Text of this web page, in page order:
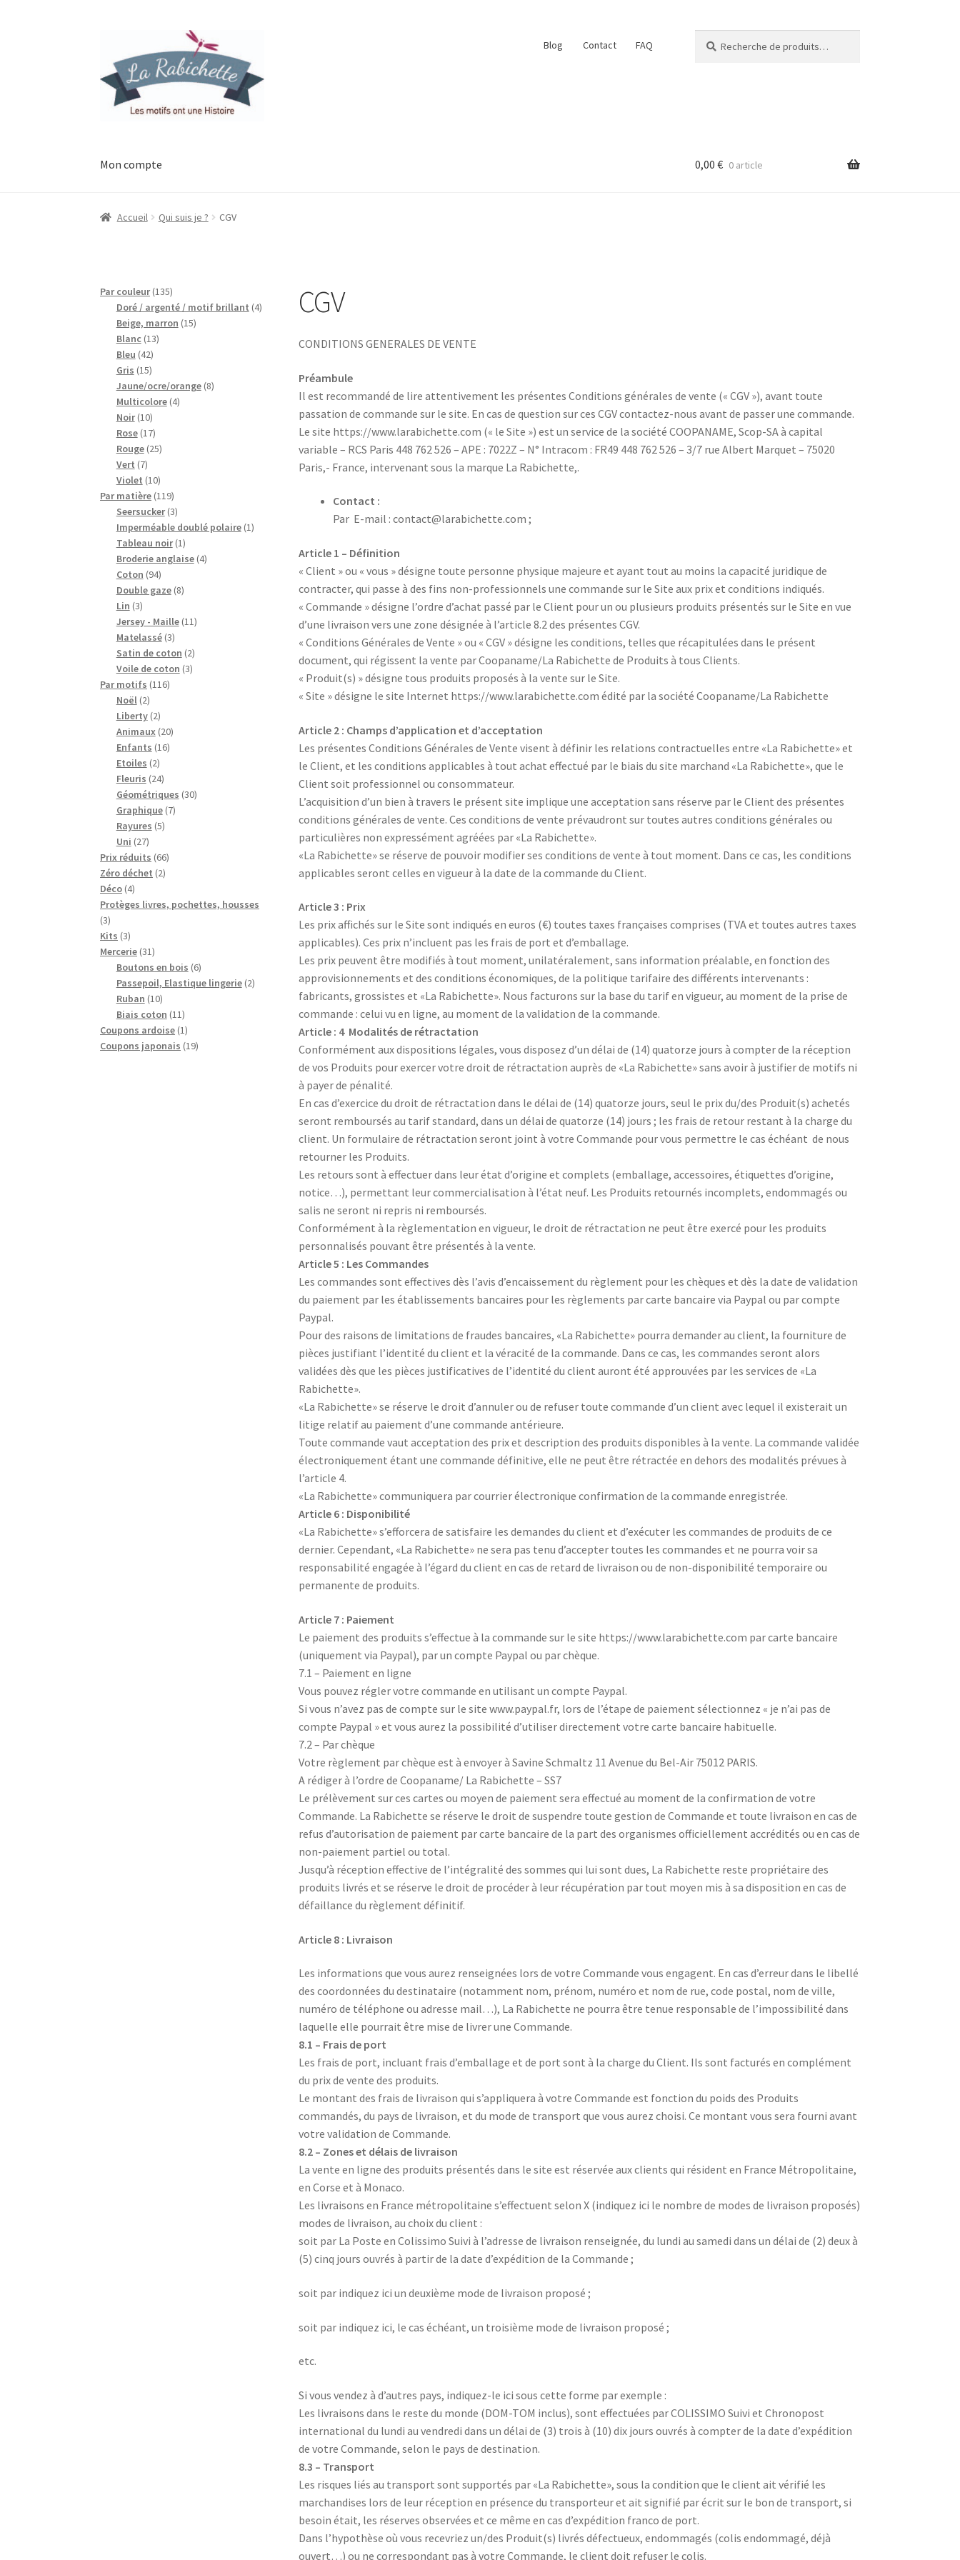
la
navigation
contenu
Blog Contact FAQ
pour :
Mon compte
Accueil Contact Ma liste de souhaits
0,00 € 0 article
Accueil Qui suis je ? CGV
CGV
CONDITIONS GENERALES DE VENTE
Préambule
Il est recommandé de lire attentivement les présentes Conditions générales de vente (« CGV »), avant toute
passation de commande sur le site. En cas de question sur ces CGV contactez-nous avant de passer une commande.
Le site https://www.larabichette.com (« le Site ») est un service de la société COOPANAME, Scop-SA à capital
variable – RCS Paris 448 762 526 – APE : 7022Z – N° Intracom : FR49 448 762 526 – 3/7 rue Albert Marquet – 75020
Paris,- France, intervenant sous la marque La Rabichette,.
Contact :
Par E-mail : contact@larabichette.com ;
Article 1 – Définition
« Client » ou « vous » désigne toute personne physique majeure et ayant tout au moins la capacité juridique de
contracter, qui passe à des fins non-professionnels une commande sur le Site aux prix et conditions indiqués.
« Commande » désigne l’ordre d’achat passé par le Client pour un ou plusieurs produits présentés sur le Site en vue
d’une livraison vers une zone désignée à l’article 8.2 des présentes CGV.
« Conditions Générales de Vente » ou « CGV » désigne les conditions, telles que récapitulées dans le présent
document, qui régissent la vente par Coopaname/La Rabichette de Produits à tous Clients.
« Produit(s) » désigne tous produits proposés à la vente sur le Site.
« Site » désigne le site Internet https://www.larabichette.com édité par la société Coopaname/La Rabichette
Article 2 : Champs d’application et d’acceptation
Les présentes Conditions Générales de Vente visent à définir les relations contractuelles entre «La Rabichette» et
le Client, et les conditions applicables à tout achat effectué par le biais du site marchand «La Rabichette», que le
Client soit professionnel ou consommateur.
L’acquisition d’un bien à travers le présent site implique une acceptation sans réserve par le Client des présentes
conditions générales de vente. Ces conditions de vente prévaudront sur toutes autres conditions générales ou
particulières non expressément agréées par «La Rabichette».
«La Rabichette» se réserve de pouvoir modifier ses conditions de vente à tout moment. Dans ce cas, les conditions
applicables seront celles en vigueur à la date de la commande du Client.
Article 3 : Prix
Les prix affichés sur le Site sont indiqués en euros (€) toutes taxes françaises comprises (TVA et toutes autres taxes
applicables). Ces prix n’incluent pas les frais de port et d’emballage.
Les prix peuvent être modifiés à tout moment, unilatéralement, sans information préalable, en fonction des
approvisionnements et des conditions économiques, de la politique tarifaire des différents intervenants :
fabricants, grossistes et «La Rabichette». Nous facturons sur la base du tarif en vigueur, au moment de la prise de
commande : celui vu en ligne, au moment de la validation de la commande.
Article : 4 Modalités de rétractation
Conformément aux dispositions légales, vous disposez d’un délai de (14) quatorze jours à compter de la réception
de vos Produits pour exercer votre droit de rétractation auprès de «La Rabichette» sans avoir à justifier de motifs ni
à payer de pénalité.
En cas d’exercice du droit de rétractation dans le délai de (14) quatorze jours, seul le prix du/des Produit(s) achetés
seront remboursés au tarif standard, dans un délai de quatorze (14) jours ; les frais de retour restant à la charge du
client. Un formulaire de rétractation seront joint à votre Commande pour vous permettre le cas échéant de nous
retourner les Produits.
Les retours sont à effectuer dans leur état d’origine et complets (emballage, accessoires, étiquettes d’origine,
notice…), permettant leur commercialisation à l’état neuf. Les Produits retournés incomplets, endommagés ou
salis ne seront ni repris ni remboursés.
Conformément à la règlementation en vigueur, le droit de rétractation ne peut être exercé pour les produits
personnalisés pouvant être présentés à la vente.
Article 5 : Les Commandes
Les commandes sont effectives dès l’avis d’encaissement du règlement pour les chèques et dès la date de validation
du paiement par les établissements bancaires pour les règlements par carte bancaire via Paypal ou par compte
Paypal.
Pour des raisons de limitations de fraudes bancaires, «La Rabichette» pourra demander au client, la fourniture de
pièces justifiant l’identité du client et la véracité de la commande. Dans ce cas, les commandes seront alors
validées dès que les pièces justificatives de l’identité du client auront été approuvées par les services de «La
Rabichette».
«La Rabichette» se réserve le droit d’annuler ou de refuser toute commande d’un client avec lequel il existerait un
litige relatif au paiement d’une commande antérieure.
Toute commande vaut acceptation des prix et description des produits disponibles à la vente. La commande validée
électroniquement étant une commande définitive, elle ne peut être rétractée en dehors des modalités prévues à
l’article 4.
«La Rabichette» communiquera par courrier électronique confirmation de la commande enregistrée.
Article 6 : Disponibilité
«La Rabichette» s’efforcera de satisfaire les demandes du client et d’exécuter les commandes de produits de ce
dernier. Cependant, «La Rabichette» ne sera pas tenu d’accepter toutes les commandes et ne pourra voir sa
responsabilité engagée à l’égard du client en cas de retard de livraison ou de non-disponibilité temporaire ou
permanente de produits.
Article 7 : Paiement
Le paiement des produits s’effectue à la commande sur le site https://www.larabichette.com par carte bancaire
(uniquement via Paypal), par un compte Paypal ou par chèque.
7.1 – Paiement en ligne
Vous pouvez régler votre commande en utilisant un compte Paypal.
Si vous n’avez pas de compte sur le site www.paypal.fr, lors de l’étape de paiement sélectionnez « je n’ai pas de
compte Paypal » et vous aurez la possibilité d’utiliser directement votre carte bancaire habituelle.
7.2 – Par chèque
Votre règlement par chèque est à envoyer à Savine Schmaltz 11 Avenue du Bel-Air 75012 PARIS.
A rédiger à l’ordre de Coopaname/ La Rabichette – SS7
Le prélèvement sur ces cartes ou moyen de paiement sera effectué au moment de la confirmation de votre
Commande. La Rabichette se réserve le droit de suspendre toute gestion de Commande et toute livraison en cas de
refus d’autorisation de paiement par carte bancaire de la part des organismes officiellement accrédités ou en cas de
non-paiement partiel ou total.
Jusqu’à réception effective de l’intégralité des sommes qui lui sont dues, La Rabichette reste propriétaire des
produits livrés et se réserve le droit de procéder à leur récupération par tout moyen mis à sa disposition en cas de
défaillance du règlement définitif.
Article 8 : Livraison
Les informations que vous aurez renseignées lors de votre Commande vous engagent. En cas d’erreur dans le libellé
des coordonnées du destinataire (notamment nom, prénom, numéro et nom de rue, code postal, nom de ville,
numéro de téléphone ou adresse mail…), La Rabichette ne pourra être tenue responsable de l’impossibilité dans
laquelle elle pourrait être mise de livrer une Commande.
8.1 – Frais de port
Les frais de port, incluant frais d’emballage et de port sont à la charge du Client. Ils sont facturés en complément
du prix de vente des produits.
Le montant des frais de livraison qui s’appliquera à votre Commande est fonction du poids des Produits
commandés, du pays de livraison, et du mode de transport que vous aurez choisi. Ce montant vous sera fourni avant
votre validation de Commande.
8.2 – Zones et délais de livraison
La vente en ligne des produits présentés dans le site est réservée aux clients qui résident en France Métropolitaine,
en Corse et à Monaco.
Les livraisons en France métropolitaine s’effectuent selon X (indiquez ici le nombre de modes de livraison proposés)
modes de livraison, au choix du client :
soit par La Poste en Colissimo Suivi à l’adresse de livraison renseignée, du lundi au samedi dans un délai de (2) deux à
(5) cinq jours ouvrés à partir de la date d’expédition de la Commande ;
soit par indiquez ici un deuxième mode de livraison proposé ;
soit par indiquez ici, le cas échéant, un troisième mode de livraison proposé ;
etc.
Si vous vendez à d’autres pays, indiquez-le ici sous cette forme par exemple :
Les livraisons dans le reste du monde (DOM-TOM inclus), sont effectuées par COLISSIMO Suivi et Chronopost
international du lundi au vendredi dans un délai de (3) trois à (10) dix jours ouvrés à compter de la date d’expédition
de votre Commande, selon le pays de destination.
8.3 – Transport
Les risques liés au transport sont supportés par «La Rabichette», sous la condition que le client ait vérifié les
marchandises lors de leur réception en présence du transporteur et ait signifié par écrit sur le bon de transport, si
besoin était, les réserves observées et ce même en cas d’expédition franco de port.
Dans l’hypothèse où vous recevriez un/des Produit(s) livrés défectueux, endommagés (colis endommagé, déjà
ouvert…) ou ne correspondant pas à votre Commande, le client doit refuser le colis.
Par couleur 135135
produits
Doré / argenté / motif brillant 44
Beige, marron 1515
Blanc 1313
Bleu 4242
produits
Gris 1515
produits
Jaune/ocre/orange 88
Multicolore 44
Noir 1010
produits
Rose 1717
produits
Rouge 2525
Vert 77
produits
Violet 1010
produits
Par matière 119119
produits
Seersucker 33
produits
Imperméable doublé polaire 11
Tableau noir 11
produit
Broderie anglaise 44
Coton 9494
produits
Double gaze 88
Lin 33
produits
Jersey - Maille 1111
Matelassé 33
produits
Satin de coton 22
produits
Voile de coton 33
Par motifs 116116
Noël 22
produits
Liberty 22
produits
Animaux 2020
Enfants 1616
Etoiles 22
produits
Fleuris 2424
produits
Géométriques 3030
Graphique 77
Rayures 55
Uni 2727
produits
Prix réduits 6666
Zéro déchet 22
Déco 44
produits
Protèges livres, pochettes, housses
33
produits
Kits 33
produits
Mercerie 3131
produits
Boutons en bois 66
produits
Passepoil, Elastique lingerie 22
Ruban 1010
produits
Biais coton 1111
produits
Coupons ardoise 11
produit
Coupons japonais 1919